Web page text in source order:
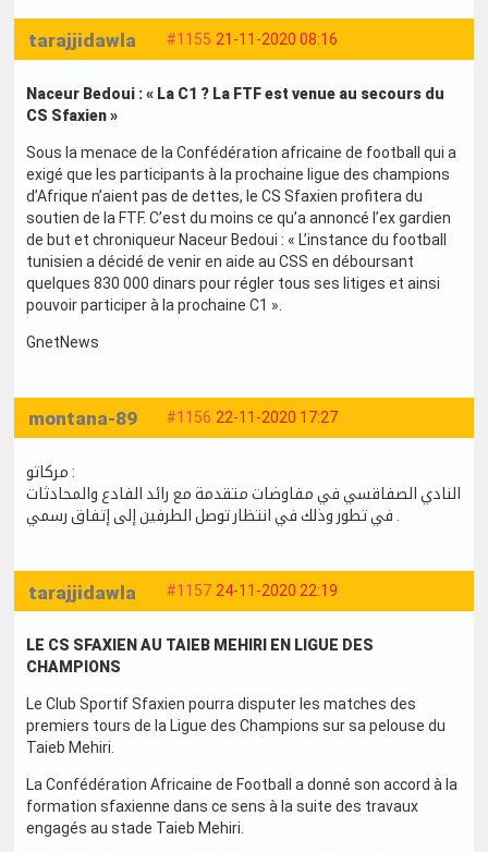
#1155 21-11-2020 08:16
tarajjidawla
Naceur Bedoui : « La C1 ? La FTF est venue au secours du
CS Sfaxien »
Sous la menace de la Confédération africaine de football qui a
exigé que les participants à la prochaine ligue des champions
d’Afrique n’aient pas de dettes, le CS Sfaxien profitera du
soutien de la FTF. C’est du moins ce qu’a annoncé l’ex gardien
de but et chroniqueur Naceur Bedoui : « L’instance du football
tunisien a décidé de venir en aide au CSS en déboursant
quelques 830 000 dinars pour régler tous ses litiges et ainsi
pouvoir participer à la prochaine C1 ».
GnetNews
#1156 22-11-2020 17:27
montana-89
مركاتو :
النادي الصفاقسي في مفاوضات متقدمة مع رائد الفادع والمحادثات
#1157 24-11-2020 22:19
tarajjidawla
LE CS SFAXIEN AU TAIEB MEHIRI EN LIGUE DES
CHAMPIONS
Le Club Sportif Sfaxien pourra disputer les matches des
premiers tours de la Ligue des Champions sur sa pelouse du
Taieb Mehiri.
La Confédération Africaine de Football a donné son accord à la
formation sfaxienne dans ce sens à la suite des travaux
engagés au stade Taieb Mehiri.